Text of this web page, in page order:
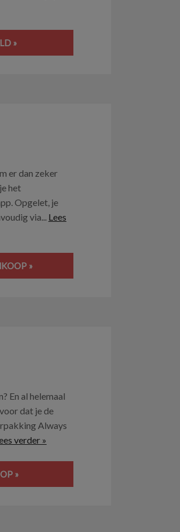
»
er dan zeker
het
Opgelet, je
via... Lees
»
En al helemaal
dat je de
Always
verder »
»